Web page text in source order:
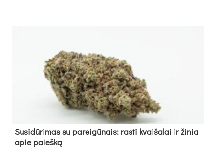
Su­si­dū­ri­mas su pa­rei­gū­nais: ras­ti kvai­ša­lai ir ži­nia
apie paieš­ką